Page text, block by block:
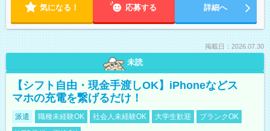
気になる！ 応募する 詳細へ
掲載日：2026.07.30
未読
【シフト自由・現金手渡しOK】iPhoneなどス
マホの充電を繋げるだけ！
派遣 職種未経験OK 社会人未経験OK 大学生歓迎
ブランクOK